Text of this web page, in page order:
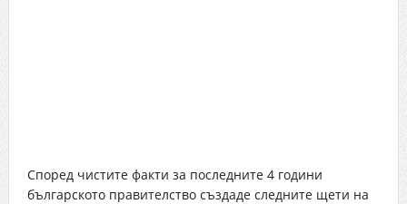
Според чистите факти за последните 4 години
българското правителство създаде следните щети на